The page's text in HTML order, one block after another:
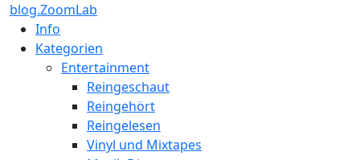
blog.ZoomLab
ZoomLab
//
Info
Kategorien
Entertainment
Reingeschaut
Reingehört
Reingelesen
Vinyl und Mixtapes